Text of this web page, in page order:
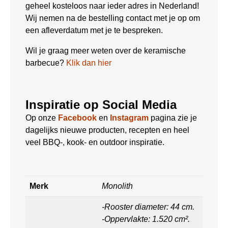
geheel kosteloos naar ieder adres in Nederland!
Wij nemen na de bestelling contact met je op om
een afleverdatum met je te bespreken.
Wil je graag meer weten over de keramische
barbecue? Klik dan hier
Inspiratie op Social Media
Op onze Facebook en Instagram pagina zie je
dagelijks nieuwe producten, recepten en heel
veel BBQ-, kook- en outdoor inspiratie.
Merk Monolith
-Rooster diameter: 44 cm.
-Oppervlakte: 1.520 cm².